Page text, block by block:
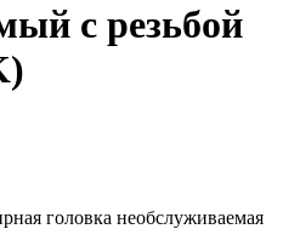
с резьбой
головка необслуживаемая